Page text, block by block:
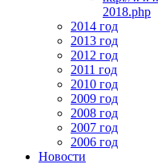
2018.php
2014 год
2013 год
2012 год
2011 год
2010 год
2009 год
2008 год
2007 год
2006 год
Новости